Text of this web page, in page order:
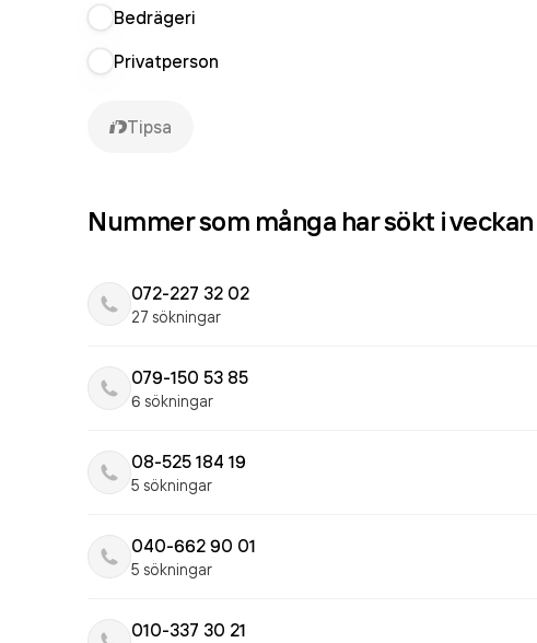
Bedrägeri
Privatperson
Tipsa
Nummer som många har sökt i veckan
072-227 32 02
27 sökningar
079-150 53 85
6 sökningar
08-525 184 19
5 sökningar
040-662 90 01
5 sökningar
010-337 30 21